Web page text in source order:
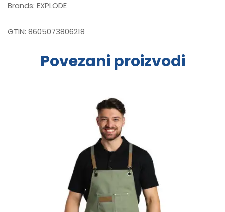
Brands: EXPLODE
GTIN: 8605073806218
Povezani proizvodi